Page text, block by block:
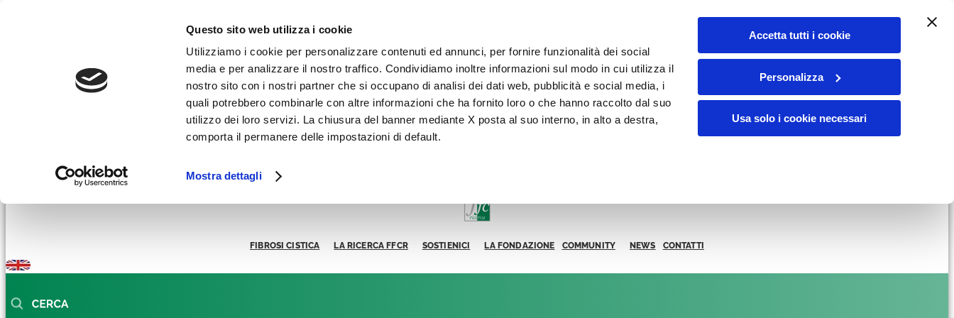
Questo sito web utilizza i cookie
Utilizziamo i cookie per personalizzare contenuti ed annunci, per fornire funzionalità dei social
media e per analizzare il nostro traffico. Condividiamo inoltre informazioni sul modo in cui utilizza il
nostro sito con i nostri partner che si occupano di analisi dei dati web, pubblicità e social media, i
quali potrebbero combinarle con altre informazioni che ha fornito loro o che hanno raccolto dal suo
utilizzo dei loro servizi. La chiusura del banner mediante X posta al suo interno, in alto a destra,
comporta il permanere delle impostazioni di default.
Mostra dettagli
Accetta tutti i cookie
Personalizza
Usa solo i cookie necessari
AREA STAMPA
FIBROSI CISTICA LA RICERCA FFCR SOSTIENICI LA FONDAZIONE COMMUNITY NEWS CONTATTI